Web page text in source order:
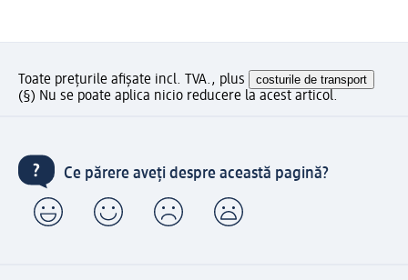
Toate prețurile afișate incl. TVA., plus costurile de transport
(§) Nu se poate aplica nicio reducere la acest articol.
Ce părere aveți despre această pagină?